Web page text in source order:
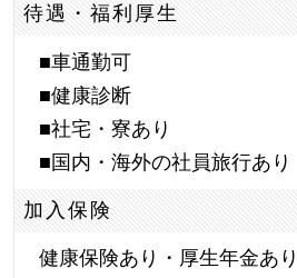
待遇・福利厚生
■車通勤可
■健康診断
■社宅・寮あり
■国内・海外の社員旅行あり
加入保険
健康保険あり・厚生年金あ